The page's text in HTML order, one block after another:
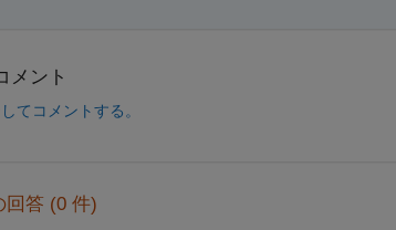
メント
てコメントする。
答 (0 件)